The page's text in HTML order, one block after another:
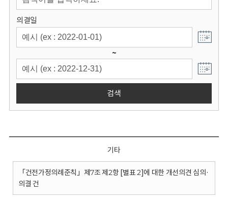
의결일
~
검색
기타
「건전가정의례준칙」제7조 제2항 [별표 2]에 대한 개선의견 심의·
의결 건